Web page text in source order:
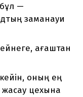
—
заманауи
ағаштан
оның ең
жасау цехына